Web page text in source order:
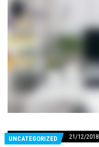
UNCATEGORIZED 21/12/2018